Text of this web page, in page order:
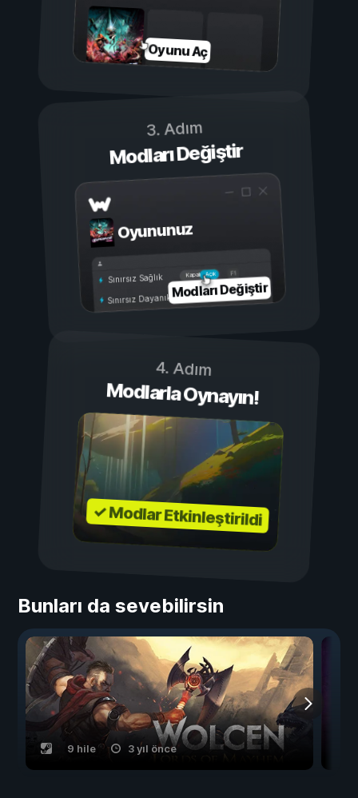
Oyunu Aç
3. Adım
Modları Değiştir
Oyununuz
Açık
Kapalı
Sınırsız Sağlık
Sınırsız DayanıklılıkModları Değiştir
4. Adım
Modlarla Oynayın!
✓ Modlar Etkinleştirildi
Bunları da sevebilirsin
9 hile 3 yıl önce